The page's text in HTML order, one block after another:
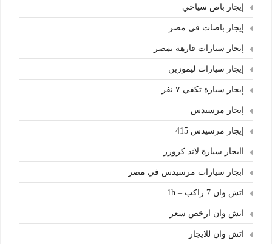
إيجار باص سياحي
إيجار باصات في مصر
إيجار سيارات فارهة بمصر
إيجار سيارات ليموزين
إيجار سيارة تكفي ٧ نفر
إيجار مرسيدس
إيجار مرسيدس 415
اايجار سيارة لاند كروزر
ابجار سيارات مرسيدس في مصر
اتش وان 7 راكب – 1h
اتش وان ارخص سعر
اتش وان للايجار